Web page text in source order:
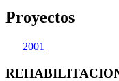
Proyectos
2001